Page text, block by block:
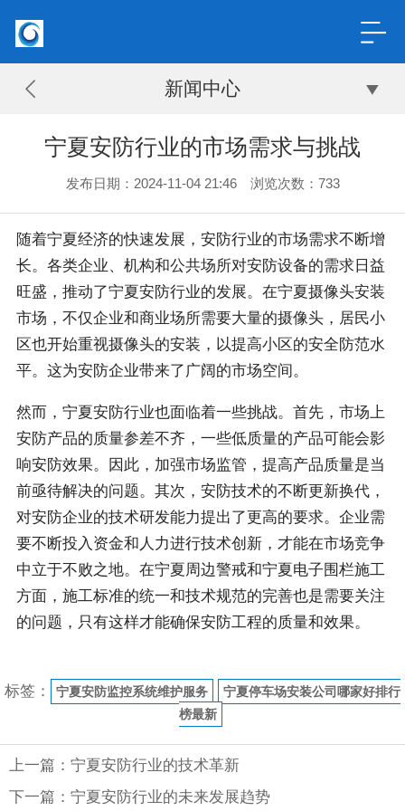
新闻中心
宁夏安防行业的市场需求与挑战
发布日期：2024-11-04 21:46 浏览次数： 733
随着宁夏经济的快速发展，安防行业的市场需求不断增
长。各类企业、机构和公共场所对安防设备的需求日益
旺盛，推动了宁夏安防行业的发展。在宁夏摄像头安装
市场，不仅企业和商业场所需要大量的摄像头，居民小
区也开始重视摄像头的安装，以提高小区的安全防范水
平。这为安防企业带来了广阔的市场空间。
然而，宁夏安防行业也面临着一些挑战。首先，市场上
安防产品的质量参差不齐，一些低质量的产品可能会影
响安防效果。因此，加强市场监管，提高产品质量是当
前亟待解决的问题。其次，安防技术的不断更新换代，
对安防企业的技术研发能力提出了更高的要求。企业需
要不断投入资金和人力进行技术创新，才能在市场竞争
中立于不败之地。在宁夏周边警戒和宁夏电子围栏施工
方面，施工标准的统一和技术规范的完善也是需要关注
的问题，只有这样才能确保安防工程的质量和效果。
标签： 宁夏安防监控系统维护服务
宁夏停车场安装公司哪家好排行
榜最新
上一篇：宁夏安防行业的技术革新
下一篇：宁夏安防行业的未来发展趋势